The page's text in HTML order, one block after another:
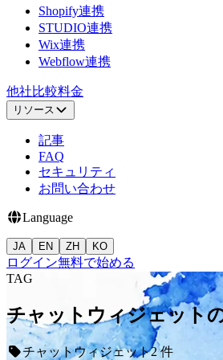
Shopify連携
STUDIO連携
Wix連携
Webflow連携
他社比較料金
リソース
記事
FAQ
セキュリティ
お問い合わせ
Language
JA EN ZH KO
ログイン無料で始める
TAG
チャットウィジェット
チャットウィジェット2 件